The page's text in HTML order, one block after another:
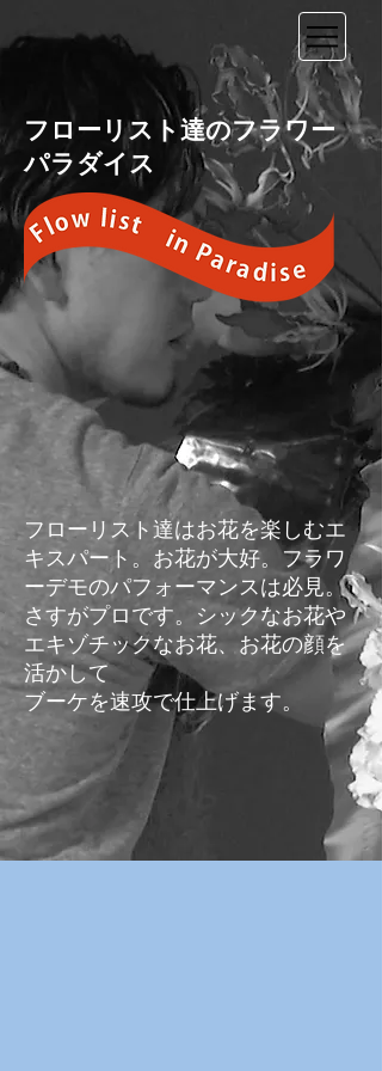
​フローリスト達のフラワー
パラダイス
​フローリスト達はお花を楽しむエ
キスパート。お花が大好。フラワ
ーデモのパフォーマンスは必見。
さすがプロです。シックなお花や
エキゾチックなお花、お花の顔を
活かして
​ブーケを速攻で仕上げます。